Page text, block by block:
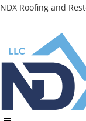
Skip
NDX Roofing and